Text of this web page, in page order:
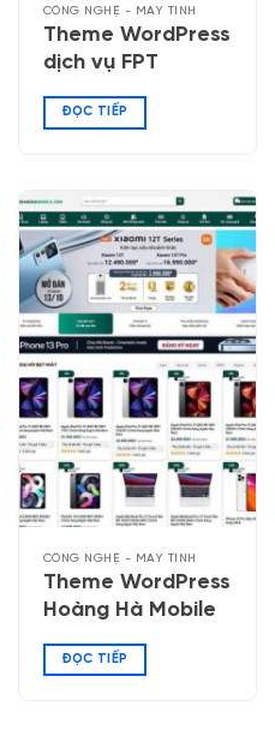
CÔNG NGHỆ - MÁY TÍNH
Theme WordPress
dịch vụ FPT
ĐỌC TIẾP
CÔNG NGHỆ - MÁY TÍNH
Theme WordPress
Hoàng Hà Mobile
ĐỌC TIẾP